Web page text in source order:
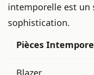
intemporelle est un
sophistication.
Pièces
Blazer